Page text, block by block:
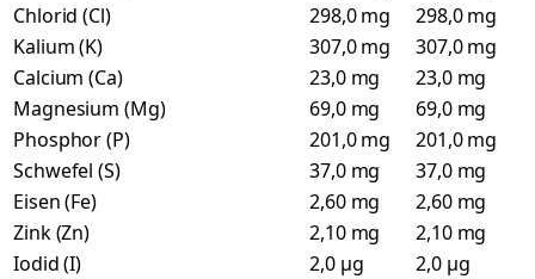
Chlorid (Cl)
298,0 mg
298,0 mg
Kalium (K)
307,0 mg
307,0 mg
Calcium (Ca)
23,0 mg
23,0 mg
Magnesium (Mg)
69,0 mg
69,0 mg
Phosphor (P)
201,0 mg
201,0 mg
Schwefel (S)
37,0 mg
37,0 mg
Eisen (Fe)
2,60 mg
2,60 mg
Zink (Zn)
2,10 mg
2,10 mg
Iodid (I)
2,0 µg
2,0 µg